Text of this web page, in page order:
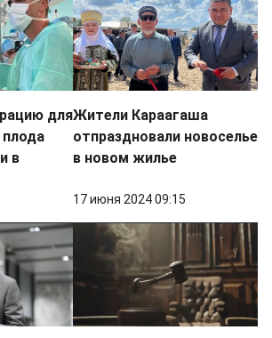
для
в
Жители Караагаша
отпраздновали новоселье
в новом жилье
17 июня 2024 09:15